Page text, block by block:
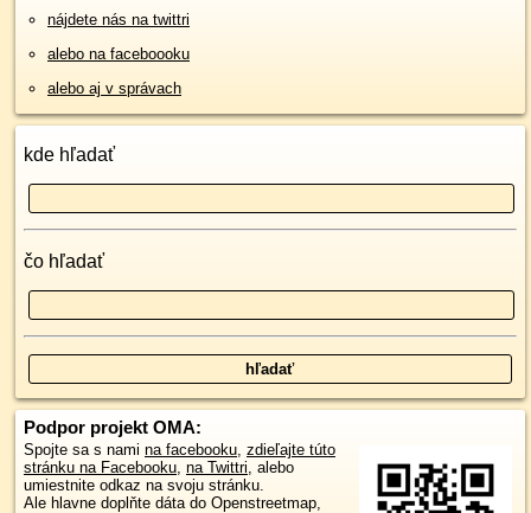
nájdete nás na twittri
alebo na faceboooku
alebo aj v správach
kde hľadať
čo hľadať
Podpor projekt OMA:
Spojte sa s nami na facebooku, zdieľajte túto
stránku na Facebooku, na Twittri, alebo
umiestnite odkaz na svoju stránku.
Ale hlavne doplňte dáta do Openstreetmap,